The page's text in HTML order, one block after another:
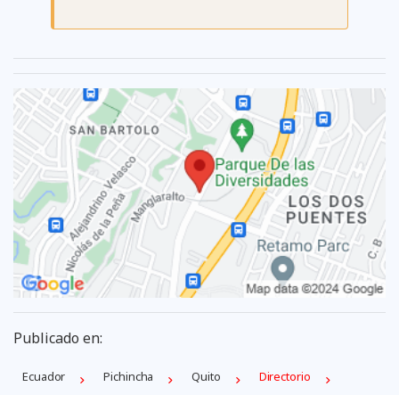
Publicado en:
Ecuador Pichincha Quito
Directorio